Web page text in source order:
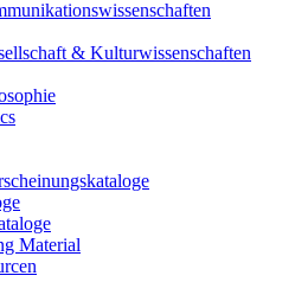
& Kulturwissenschaften
Material